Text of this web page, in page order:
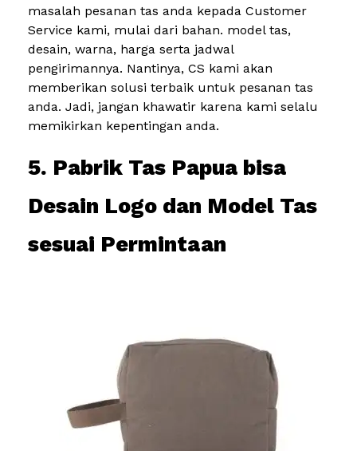
masalah pesanan tas anda kepada Customer
Service kami, mulai dari bahan. model tas,
desain, warna, harga serta jadwal
pengirimannya. Nantinya, CS kami akan
memberikan solusi terbaik untuk pesanan tas
anda. Jadi, jangan khawatir karena kami selalu
memikirkan kepentingan anda.
5. Pabrik Tas Papua bisa
Desain Logo dan Model Tas
sesuai Permintaan